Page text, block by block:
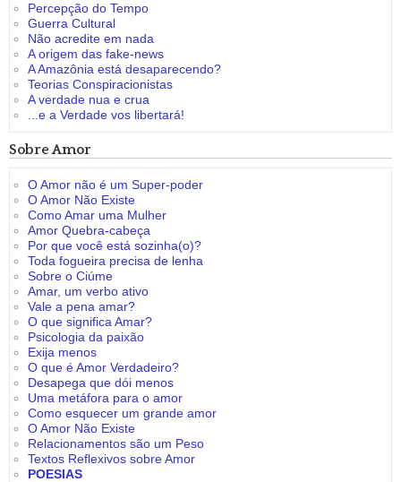
Percepção do Tempo
Guerra Cultural
Não acredite em nada
A origem das fake-news
A Amazônia está desaparecendo?
Teorias Conspiracionistas
A verdade nua e crua
...e a Verdade vos libertará!
Sobre Amor
O Amor não é um Super-poder
O Amor Não Existe
Como Amar uma Mulher
Amor Quebra-cabeça
Por que você está sozinha(o)?
Toda fogueira precisa de lenha
Sobre o Ciúme
Amar, um verbo ativo
Vale a pena amar?
O que significa Amar?
Psicologia da paixão
Exija menos
O que é Amor Verdadeiro?
Desapega que dói menos
Uma metáfora para o amor
Como esquecer um grande amor
O Amor Não Existe
Relacionamentos são um Peso
Textos Reflexivos sobre Amor
POESIAS